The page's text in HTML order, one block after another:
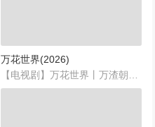
万花世界(2026)